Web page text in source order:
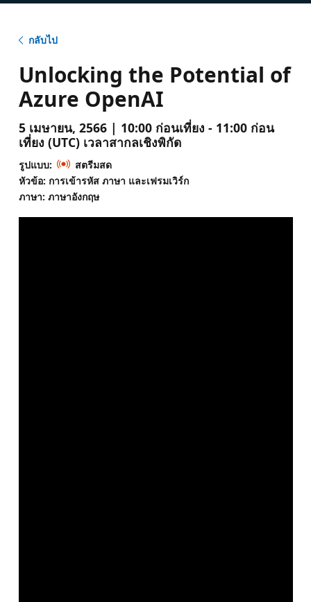
กลับไป
Unlocking the Potential of
Azure OpenAI
5 เมษายน, 2566 | 10:00 ก่อนเที่ยง - 11:00 ก่อน
เที่ยง (UTC) เวลาสากลเชิงพิกัด
รูปแบบ:
สตรีมสด
หัวข้อ: การเข้ารหัส ภาษา และเฟรมเวิร์ก
ภาษา: ภาษาอังกฤษ